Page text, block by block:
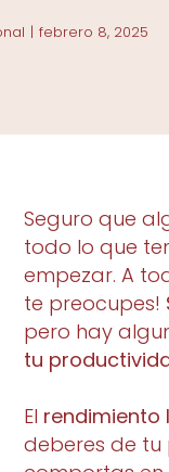
febrero 8, 2025
Seguro que
todo lo que
empezar. A
te preocupes!
pero hay
tu
El rendimiento
deberes de